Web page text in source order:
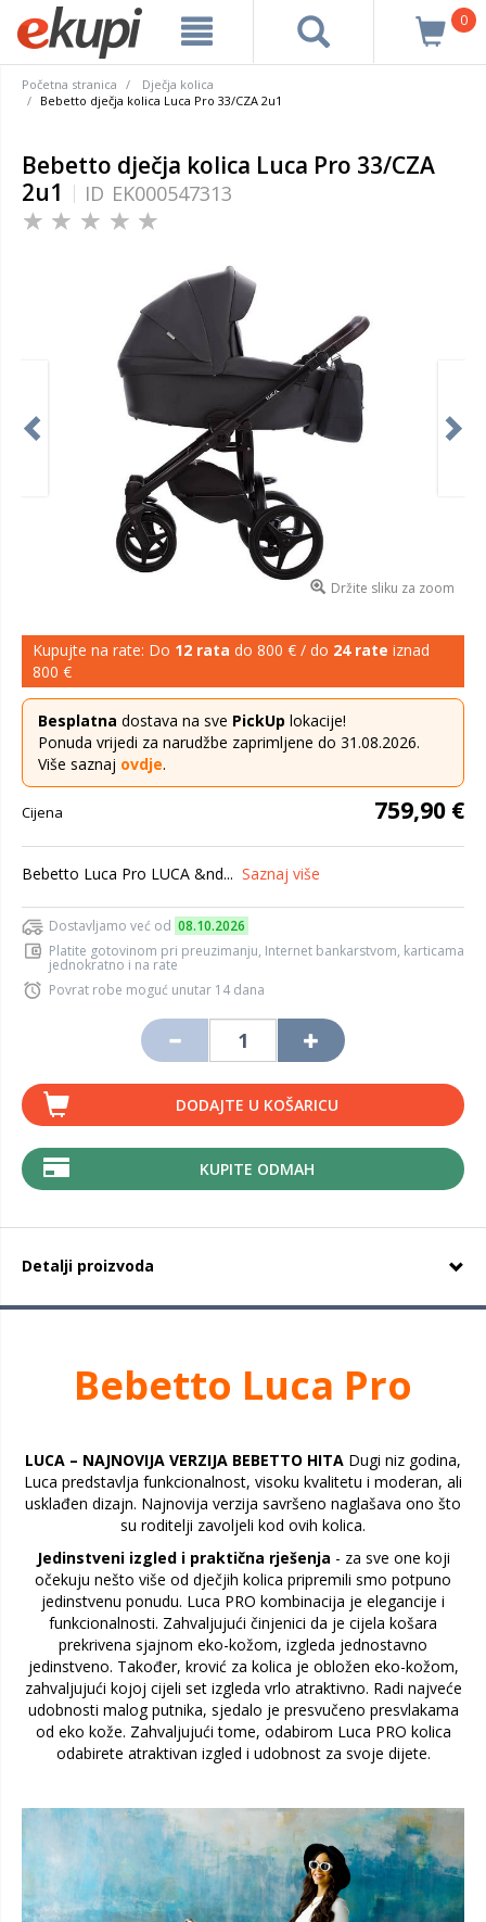
0
Početna stranica
Dječja kolica
Bebetto dječja kolica Luca Pro 33/CZA 2u1
Bebetto dječja kolica Luca Pro 33/CZA
2u1
ID EK000547313
Držite sliku za zoom
Kupujte na rate: Do 12 rata do 800 € / do 24 rate iznad
800 €
Besplatna dostava na sve PickUp lokacije!
Ponuda vrijedi za narudžbe zaprimljene do 31.08.2026.
Više saznaj ovdje.
Cijena 759,90 €
Bebetto Luca Pro LUCA &nd... Saznaj više
Dostavljamo već od 08.10.2026
Platite gotovinom pri preuzimanju, Internet bankarstvom, karticama
jednokratno i na rate
Povrat robe moguć unutar 14 dana
DODAJTE U KOŠARICU
KUPITE ODMAH
Detalji proizvoda
Bebetto Luca Pro
LUCA – NAJNOVIJA VERZIJA BEBETTO HITA Dugi niz godina,
Luca predstavlja funkcionalnost, visoku kvalitetu i moderan, ali
usklađen dizajn. Najnovija verzija savršeno naglašava ono što
su roditelji zavoljeli kod ovih kolica.
Jedinstveni izgled i praktična rješenja - za sve one koji
očekuju nešto više od dječjih kolica pripremili smo potpuno
jedinstvenu ponudu. Luca PRO kombinacija je elegancije i
funkcionalnosti. Zahvaljujući činjenici da je cijela košara
prekrivena sjajnom eko-kožom, izgleda jednostavno
jedinstveno. Također, krović za kolica je obložen eko-kožom,
zahvaljujući kojoj cijeli set izgleda vrlo atraktivno. Radi najveće
udobnosti malog putnika, sjedalo je presvučeno presvlakama
od eko kože. Zahvaljujući tome, odabirom Luca PRO kolica
odabirete atraktivan izgled i udobnost za svoje dijete.